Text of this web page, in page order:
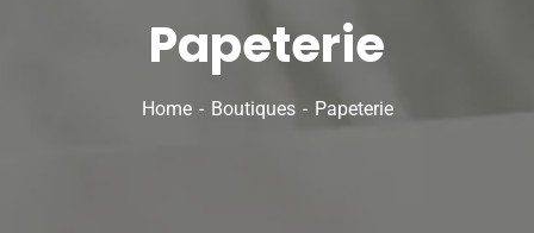
Papeterie
Home Boutiques Papeterie